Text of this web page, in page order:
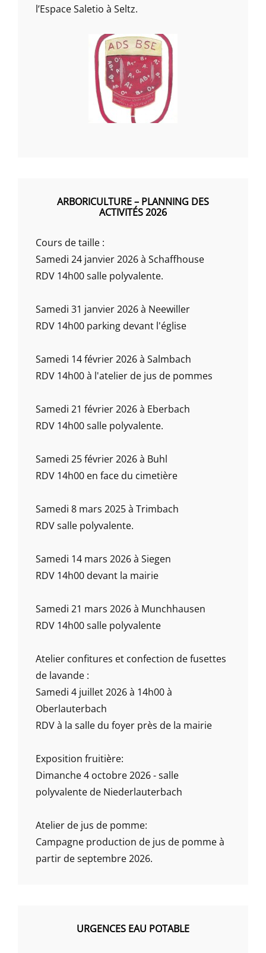
l’Espace Saletio à Seltz.
ARBORICULTURE – PLANNING DES
ACTIVITÉS 2026
Cours de taille :
Samedi 24 janvier 2026 à Schaffhouse
RDV 14h00 salle polyvalente.
Samedi 31 janvier 2026 à Neewiller
RDV 14h00 parking devant l'église
Samedi 14 février 2026 à Salmbach
RDV 14h00 à l'atelier de jus de pommes
Samedi 21 février 2026 à Eberbach
RDV 14h00 salle polyvalente.
Samedi 25 février 2026 à Buhl
RDV 14h00 en face du cimetière
Samedi 8 mars 2025 à Trimbach
RDV salle polyvalente.
Samedi 14 mars 2026 à Siegen
RDV 14h00 devant la mairie
Samedi 21 mars 2026 à Munchhausen
RDV 14h00 salle polyvalente
Atelier confitures et confection de fusettes
de lavande :
Samedi 4 juillet 2026 à 14h00 à
Oberlauterbach
RDV à la salle du foyer près de la mairie
Exposition fruitière:
Dimanche 4 octobre 2026 - salle
polyvalente de Niederlauterbach
Atelier de jus de pomme:
Campagne production de jus de pomme à
partir de septembre 2026.
URGENCES EAU POTABLE